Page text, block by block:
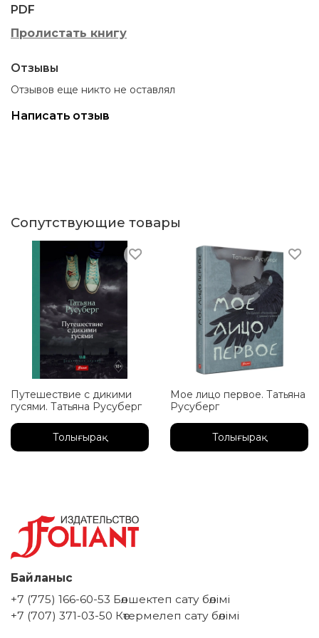
PDF
Пролистать книгу
Отзывы
Отзывов еще никто не оставлял
Написать отзыв
Сопутствующие товары
Путешествие с дикими
гусями. Татьяна Русуберг
Толығырақ
Мое лицо первое. Татьяна
Русуберг
Толығырақ
Байланыс
+7 (775) 166-60-53 Бөлшектеп сату бөлімі
+7 (707) 371-03-50 Көтермелеп сату бөлімі